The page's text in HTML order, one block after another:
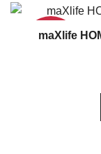
17%
maXlife